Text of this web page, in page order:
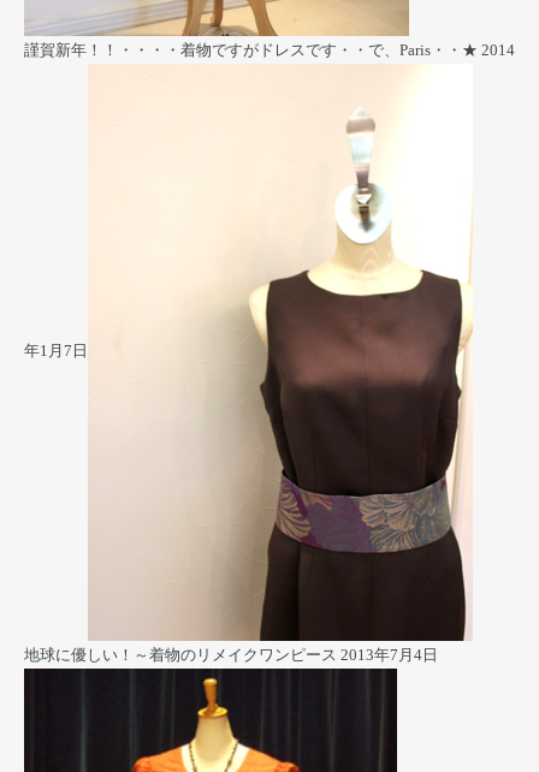
謹賀新年！！・・・・着物ですがドレスです・・で、Paris・・★ 2014
年1月7日
地球に優しい！～着物のリメイクワンピース 2013年7月4日